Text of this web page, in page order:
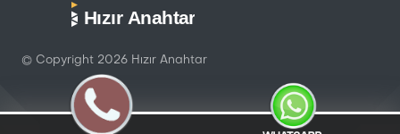
Hızır Anahtar
© Copyright 2026 Hızır Anahtar